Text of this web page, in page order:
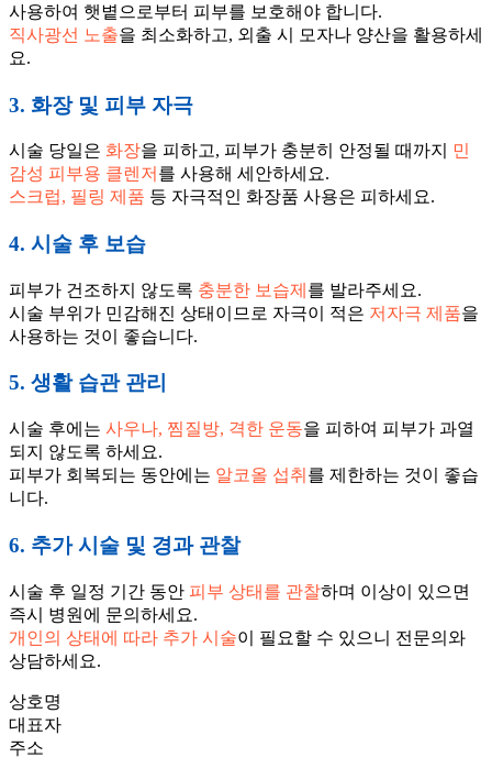
사용하여 햇볕으로부터 피부를 보호해야 합니다.
직사광선 노출을 최소화하고, 외출 시 모자나 양산을 활용하세
요.
3. 화장 및 피부 자극
시술 당일은 화장을 피하고, 피부가 충분히 안정될 때까지
민
감성 피부용 클렌저 를 사용해 세안하세요.
스크럽, 필링 제품 등 자극적인 화장품 사용은 피하세요.
4. 시술 후 보습
피부가 건조하지 않도록 충분한 보습제 를 발라주세요.
시술 부위가 민감해진 상태이므로 자극이 적은 저자극 제품을
사용하는 것이 좋습니다.
5. 생활 습관 관리
시술 후에는 사우나, 찜질방, 격한 운동을 피하여 피부가 과열
되지 않도록 하세요.
피부가 회복되는 동안에는 알코올 섭취 를 제한하는 것이 좋습
니다.
6. 추가 시술 및 경과 관찰
시술 후 일정 기간 동안 피부 상태를 관찰하며 이상이 있으면
즉시 병원에 문의하세요.
개인의 상태에 따라 추가 시술이 필요할 수 있으니 전문의와
상담하세요.
상호명
대표자
주소